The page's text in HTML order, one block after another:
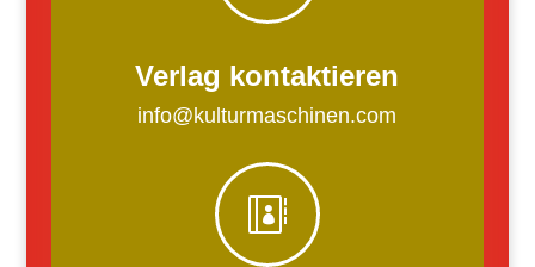
Verlag kontaktieren
info@kulturmaschinen.com
